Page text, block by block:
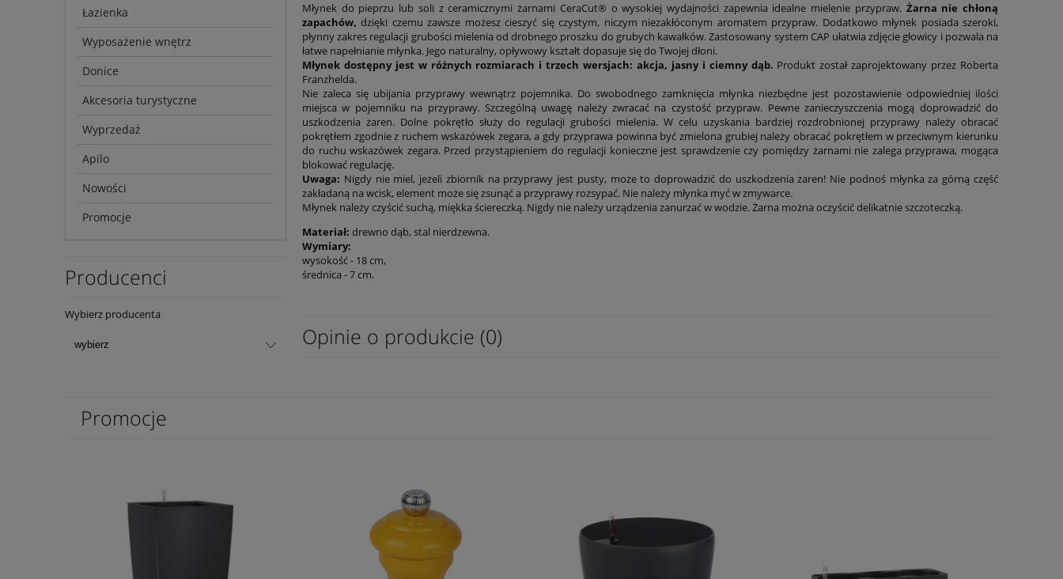
Łazienka
Wyposażenie wnętrz
Donice
Akcesoria turystyczne
Wyprzedaż
Apilo
Nowości
Promocje
Producenci
Wybierz producenta
Młynek do pieprzu lub soli z ceramicznymi żarnami CeraCut® o wysokiej wydajności zapewnia idealne mielenie przypraw. Żarna nie chłoną
zapachów, dzięki czemu zawsze możesz cieszyć się czystym, niczym niezakłóconym aromatem przypraw. Dodatkowo młynek posiada szeroki,
płynny zakres regulacji grubości mielenia od drobnego proszku do grubych kawałków. Zastosowany system CAP ułatwia zdjęcie głowicy i pozwala na
łatwe napełnianie młynka. Jego naturalny, opływowy kształt dopasuje się do Twojej dłoni.
Młynek dostępny jest w różnych rozmiarach i trzech wersjach: akcja, jasny i ciemny dąb. Produkt został zaprojektowany przez Roberta
Franzhelda.
Nie zaleca się ubijania przyprawy wewnątrz pojemnika. Do swobodnego zamknięcia młynka niezbędne jest pozostawienie odpowiedniej ilości
miejsca w pojemniku na przyprawy. Szczególną uwagę należy zwracać na czystość przypraw. Pewne zanieczyszczenia mogą doprowadzić do
uszkodzenia żaren. Dolne pokrętło służy do regulacji grubości mielenia. W celu uzyskania bardziej rozdrobnionej przyprawy należy obracać
pokrętłem zgodnie z ruchem wskazówek zegara, a gdy przyprawa powinna być zmielona grubiej należy obracać pokrętłem w przeciwnym kierunku
do ruchu wskazówek zegara. Przed przystąpieniem do regulacji konieczne jest sprawdzenie czy pomiędzy żarnami nie zalega przyprawa, mogąca
blokować regulację.
Uwaga: Nigdy nie miel, jeżeli zbiornik na przyprawy jest pusty, może to doprowadzić do uszkodzenia żaren! Nie podnoś młynka za górną część
zakładaną na wcisk, element może się zsunąć a przyprawy rozsypać. Nie należy młynka myć w zmywarce.
Młynek należy czyścić suchą, miękka ściereczką. Nigdy nie należy urządzenia zanurzać w wodzie. Żarna można oczyścić delikatnie szczoteczką.
Materiał: drewno dąb, stal nierdzewna.
Wymiary:
wysokość - 18 cm,
średnica - 7 cm.
Opinie o produkcie (0)
Promocje